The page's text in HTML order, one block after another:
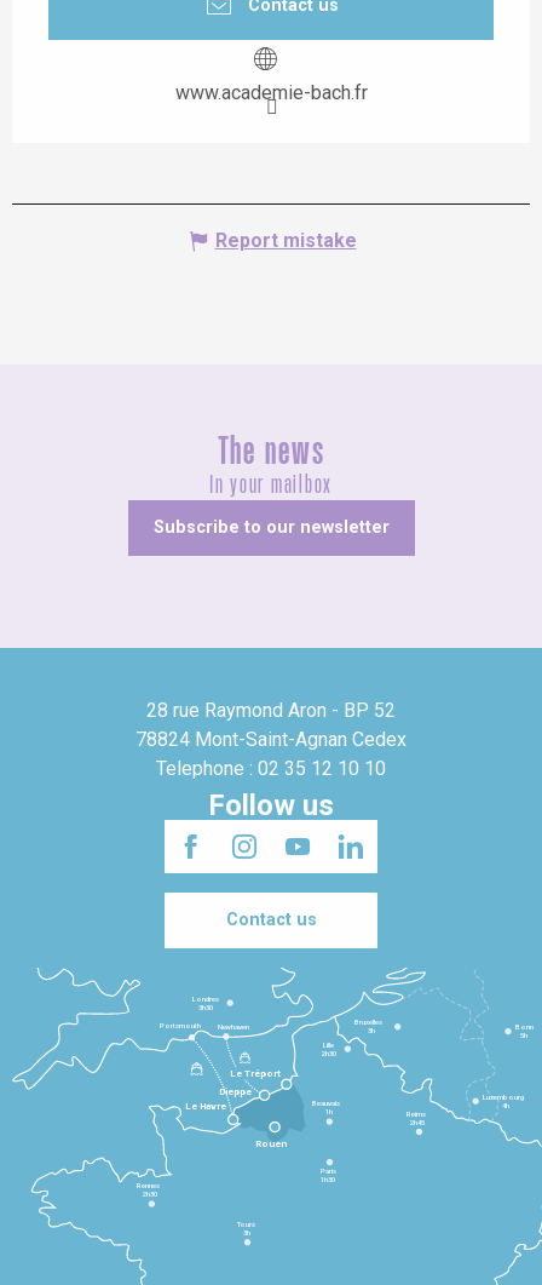
Contact us
www.academie-bach.fr
Report mistake
The news
In your mailbox
Subscribe to our newsletter
28 rue Raymond Aron - BP 52
78824 Mont-Saint-Agnan Cedex
Telephone : 02 35 12 10 10
Follow us
Contact us
Le Havre
Dieppe
Le Tréport
Rennes
2h30
Tours
3h
Paris
1h30
Beauvais
1h
Reims
2h45
Lille
2h30
Bruxelles
3h
Londres
3h30
Newhaven
Portsmouth
Bonn
5h
Luxembourg
4h
Rouen